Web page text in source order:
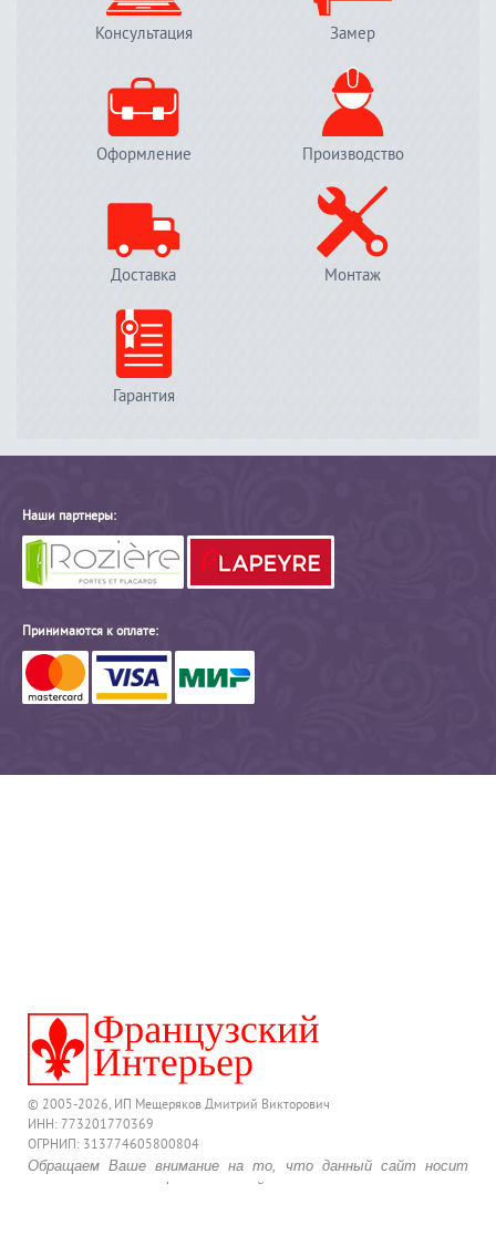
Консультация Замер
Оформление Производство
Доставка Монтаж
Гарантия
Наши партнеры:
Принимаются к оплате:
© 2005-2026, ИП Мещеряков Дмитрий Викторович
ИНН: 773201770369
ОГРНИП: 313774605800804
Обращаем Ваше внимание на то, что данный сайт носит
исключительно информационный характер и ни при каких